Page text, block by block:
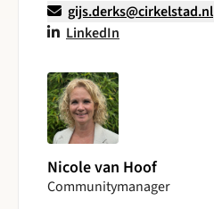
gijs.derks@cirkelstad.nl
LinkedIn
Nicole van Hoof
Communitymanager